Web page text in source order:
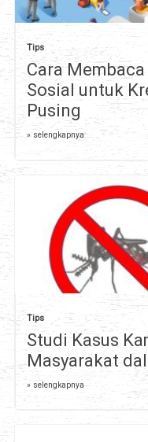
Tips
Cara
Sosial untuk
Pusing
» selengkapnya
Tips
Studi Kasus
Masyarakat
» selengkapnya